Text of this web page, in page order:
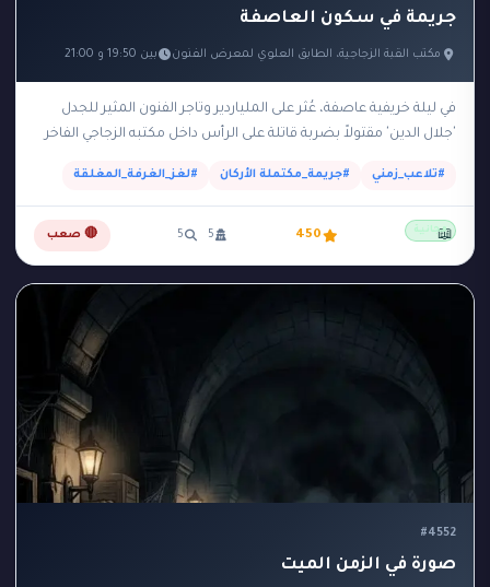
جريمة في سكون العاصفة
مكتب القبة الزجاجية، الطابق العلوي لمعرض الفنون بين 19:50 و 21:00
في ليلة خريفية عاصفة، عُثر على الملياردير وتاجر الفنون المثير للجدل
'جلال الدين' مقتولاً بضربة قاتلة على الرأس داخل مكتبه الزجاجي الفاخر
#تلاعب_زمني #جريمة_مكتملة الأركان #لغز_الغرفة_المغلقة
مجانية 450
5
5 🔴 صعب 📖
#4552
صورة في الزمن الميت